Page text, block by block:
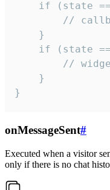
if (state
//
    }
if (state
//
    }
}
onMessageSent#
Executed when a visitor
only if there is no chat